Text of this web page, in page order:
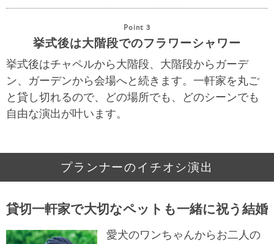
Point 3
挙式後は大階段でのフラワーシャワー
挙式後はチャペルから大階段、大階段からガーデ
ン、ガーデンから会場へと続きます。一軒家を丸ご
と貸し切れるので、どの場所でも、どのシーンでも
自由な演出が叶います。
プランナーのイチオシ演出
貸切一軒家で大切なペットも一緒に祝う結婚
愛犬のワンちゃんからお二人の